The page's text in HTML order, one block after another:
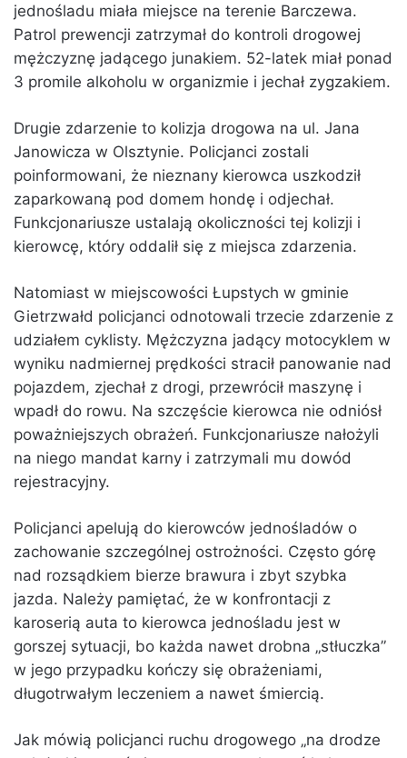
jednośladu miała miejsce na terenie Barczewa.
Patrol prewencji zatrzymał do kontroli drogowej
mężczyznę jadącego junakiem. 52-latek miał ponad
3 promile alkoholu w organizmie i jechał zygzakiem.
Drugie zdarzenie to kolizja drogowa na ul. Jana
Janowicza w Olsztynie. Policjanci zostali
poinformowani, że nieznany kierowca uszkodził
zaparkowaną pod domem hondę i odjechał.
Funkcjonariusze ustalają okoliczności tej kolizji i
kierowcę, który oddalił się z miejsca zdarzenia.
Natomiast w miejscowości Łupstych w gminie
Gietrzwałd policjanci odnotowali trzecie zdarzenie z
udziałem cyklisty. Mężczyzna jadący motocyklem w
wyniku nadmiernej prędkości stracił panowanie nad
pojazdem, zjechał z drogi, przewrócił maszynę i
wpadł do rowu. Na szczęście kierowca nie odniósł
poważniejszych obrażeń. Funkcjonariusze nałożyli
na niego mandat karny i zatrzymali mu dowód
rejestracyjny.
Policjanci apelują do kierowców jednośladów o
zachowanie szczególnej ostrożności. Często górę
nad rozsądkiem bierze brawura i zbyt szybka
jazda. Należy pamiętać, że w konfrontacji z
karoserią auta to kierowca jednośladu jest w
gorszej sytuacji, bo każda nawet drobna „stłuczka”
w jego przypadku kończy się obrażeniami,
długotrwałym leczeniem a nawet śmiercią.
Jak mówią policjanci ruchu drogowego „na drodze